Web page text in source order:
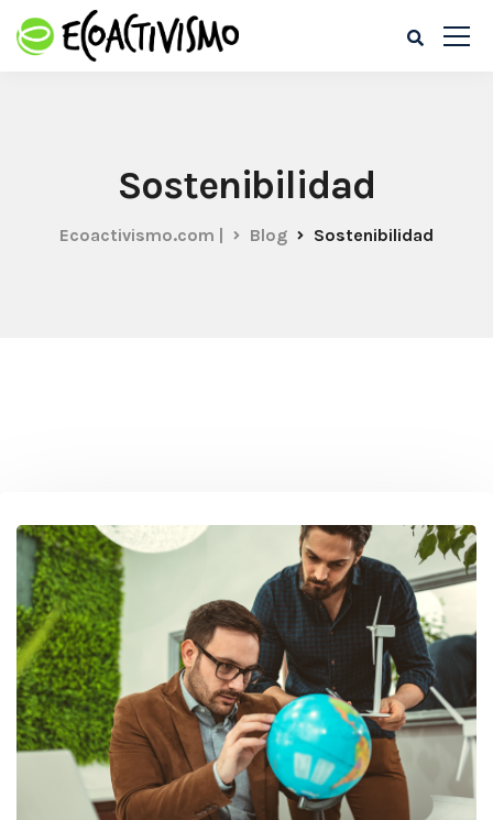
Sostenibilidad
Ecoactivismo.com | Blog Sostenibilidad